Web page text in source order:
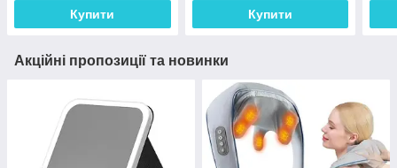
Купити Купити
Акційні пропозиції та новинки